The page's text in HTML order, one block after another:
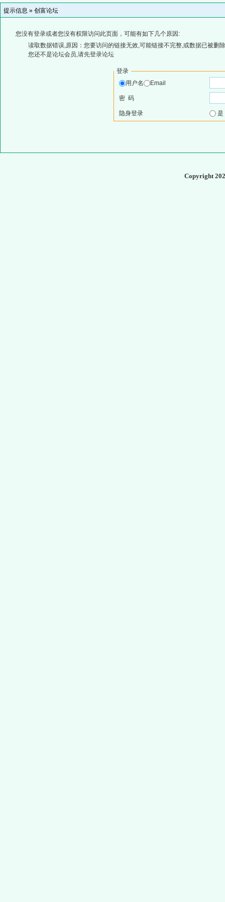
提示信息 » 创富论坛
您没有登录或者您没有权限访问此页面，可能有如下几个原因:
读取数据错误,原因：您要访问的链接无效,可能链接不完整,或数据已被删
您还不是论坛会员,请先登录论坛
登录
用户名
Email
密 码
隐身登录
Copyright